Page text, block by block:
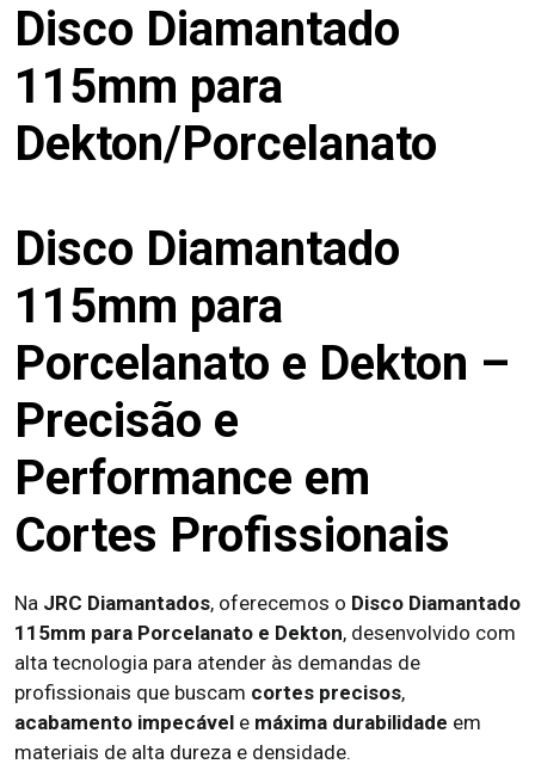
Disco Diamantado
115mm para
Dekton/Porcelanato
Disco Diamantado
115mm para
Porcelanato e Dekton –
Precisão e
Performance em
Cortes Profissionais
Na JRC Diamantados, oferecemos o Disco Diamantado
115mm para Porcelanato e Dekton, desenvolvido com
alta tecnologia para atender às demandas de
profissionais que buscam cortes precisos,
acabamento impecável e máxima durabilidade em
materiais de alta dureza e densidade.